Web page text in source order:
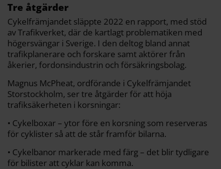
Tre åtgärder
Cykelfrämjandet släppte 2022 en rapport, med stöd
av Trafikverket, där de kartlagt problematiken med
högersvängar i Sverige. I den deltog bland annat
trafikplanerare och forskare samt aktörer från
åkerier, fordonsindustrin och försäkringsbolag.
Magnus McPheat, ordförande i Cykelfrämjandet
Storstockholm, ser tre åtgärder för att höja
trafiksäkerheten i korsningar:
• Cykelboxar – ytor före en korsning som reserveras
för cyklister så att de står framför bilarna.
• Cykelbanor markerade med färg – det blir tydligare
för bilister att cyklar kan komma.